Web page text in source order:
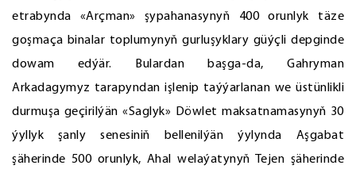
etrabynda «Arçman» şypahanasynyň 400 orunlyk täze
goşmaça binalar toplumynyň gurluşyklary güýçli depginde
dowam edýär. Bulardan başga-da, Gahryman
Arkadagymyz tarapyndan işlenip taýýarlanan we üstünlikli
durmuşa geçirilýän «Saglyk» Döwlet maksatnamasynyň 30
ýyllyk şanly senesiniň bellenilýän ýylynda Aşgabat
şäherinde 500 orunlyk, Ahal welaýatynyň Tejen şäherinde